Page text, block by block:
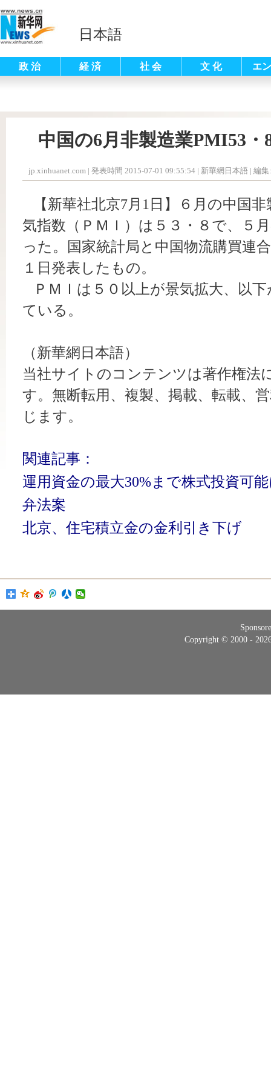
日本語
政 治 経 済 社 会 文 化 エ
中国の6月非製造業PMI53
jp.xinhuanet.com | 発表時間 2015-07-01 09:55:54 | 新華網日本語 | 編集
【新華社北京7月1日】６月の中国
気指数（ＰＭＩ）は５３・８で、５
った。国家統計局と中国物流購買連
１日発表したもの。
ＰＭＩは５０以上が景気拡大、以
ている。
（新華網日本語）
当社サイトのコンテンツは著作権法
す。無断転用、複製、掲載、転載、
じます。
関連記事：
運用資金の最大30%まで株式投資可
弁法案
北京、住宅積立金の金利引き下げ
Copyright © 2000 -